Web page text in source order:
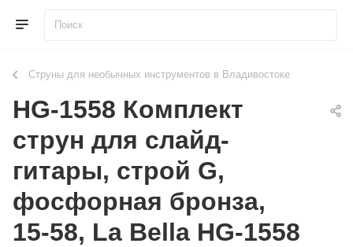
Струны для необычных инструментов в Владивостоке
HG-1558 Комплект
струн для слайд-
гитары, строй G,
фосфорная бронза,
15-58, La Bella HG-1558